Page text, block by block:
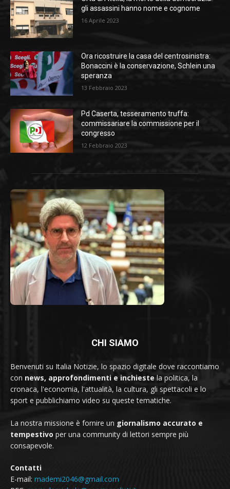
gli assassini hanno nome e cognome
16 Aprile 2023
Ora ricostruire la casa del centrosinistra:
Bonaccini è la conservazione, Schlein una
speranza
13 Febbraio 2023
Pd Caserta, tesseramento truffa:
commissariare la commissione per il
congresso
12 Febbraio 2023
CHI SIAMO
Benvenuti su Italia Notizie, lo spazio digitale dove raccontiamo
con news, approfondimenti e inchieste la politica, la
cronaca, l'economia, l'attualità, la cultura, gli spettacoli e lo
sport e pubblichiamo video su queste tematiche.
La nostra missione è fornire un giornalismo accurato e
tempestivo per una community di lettori sempre più
consapevole.
Contatti
E-mail: mademi2046@gmail.com